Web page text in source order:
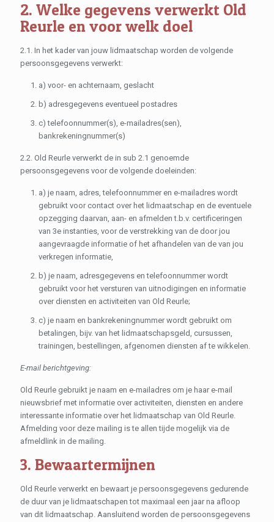
2. Welke gegevens verwerkt Old
Reurle en voor welk doel
2.1. In het kader van jouw lidmaatschap worden de volgende
persoonsgegevens verwerkt:
a) voor- en achternaam, geslacht
b) adresgegevens eventueel postadres
c) telefoonnummer(s), e-mailadres(sen),
bankrekeningnummer(s)
2.2. Old Reurle verwerkt de in sub 2.1 genoemde
persoonsgegevens voor de volgende doeleinden:
a) je naam, adres, telefoonnummer en e-mailadres wordt
gebruikt voor contact over het lidmaatschap en de eventuele
opzegging daarvan, aan- en afmelden t.b.v. certificeringen
van 3e instanties, voor de verstrekking van de door jou
aangevraagde informatie of het afhandelen van de van jou
verkregen informatie,
b) je naam, adresgegevens en telefoonnummer wordt
gebruikt voor het versturen van uitnodigingen en informatie
over diensten en activiteiten van Old Reurle;
c) je naam en bankrekeningnummer wordt gebruikt om
betalingen, bijv. van het lidmaatschapsgeld, cursussen,
trainingen, bestellingen, afgenomen diensten af te wikkelen.
E-mail berichtgeving:
Old Reurle gebruikt je naam en e-mailadres om je haar e-mail
nieuwsbrief met informatie over activiteiten, diensten en andere
interessante informatie over het lidmaatschap van Old Reurle.
Afmelding voor deze mailing is te allen tijde mogelijk via de
afmeldlink in de mailing.
3. Bewaartermijnen
Old Reurle verwerkt en bewaart je persoonsgegevens gedurende
de duur van je lidmaatschapen tot maximaal een jaar na afloop
van dit lidmaatschap. Aansluitend worden de persoonsgegevens